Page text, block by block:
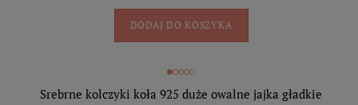
DODAJ DO KOSZYKA
Srebrne kolczyki koła 925 duże owalne jajka gładkie